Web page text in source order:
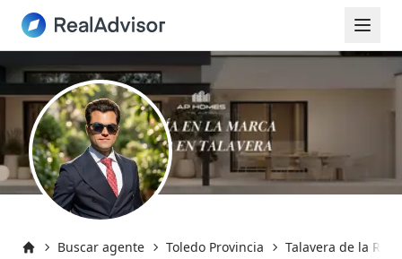
Buscar agente Toledo Provincia Talavera de la